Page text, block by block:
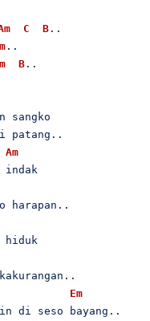
C B..
..
B..
sangko
Am
indak
hiduk
Em